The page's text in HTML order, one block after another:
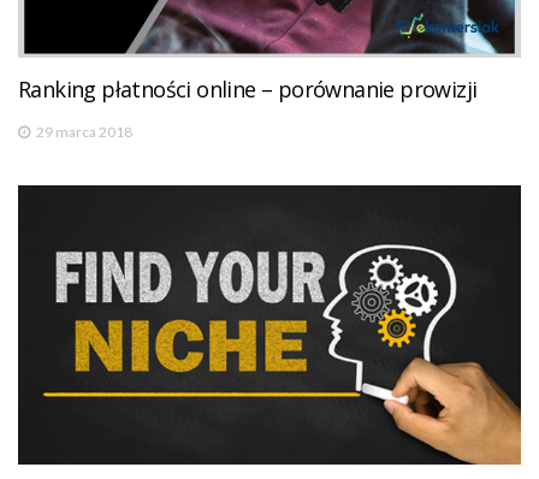
Ranking płatności online – porównanie prowizji
29 marca 2018